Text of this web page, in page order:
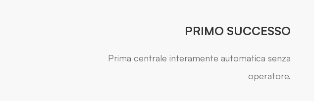
PRIMO SUCCESSO
Prima centrale interamente automatica senza
operatore.